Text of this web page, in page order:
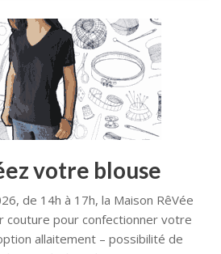
votre blouse
de 14h à 17h, la Maison RêVée
couture pour confectionner votre
allaitement – possibilité de